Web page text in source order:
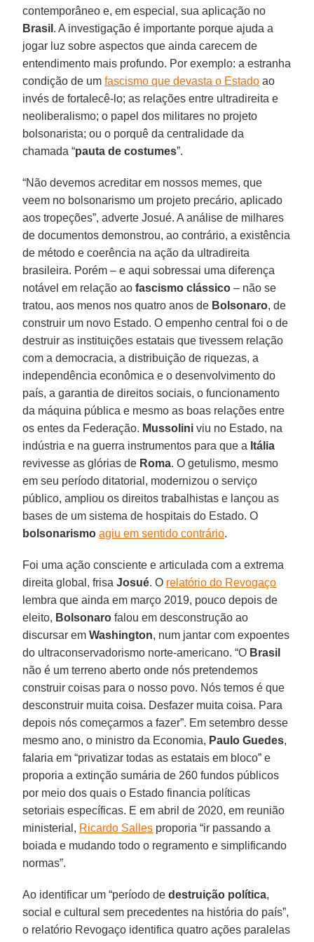
contemporâneo e, em especial, sua aplicação no
Brasil . A investigação é importante porque ajuda a
jogar luz sobre aspectos que ainda carecem de
entendimento mais profundo. Por exemplo: a estranha
condição de umfascismo que devasta o Estado ao
invés de fortalecê-lo; as relações entre ultradireita e
neoliberalismo; o papel dos militares no projeto
bolsonarista; ou o porquê da centralidade da
chamada “pauta de costumes”.
“Não devemos acreditar em nossos memes, que
veem no bolsonarismo um projeto precário, aplicado
aos tropeções”, adverte Josué. A análise de milhares
de documentos demonstrou, ao contrário, a existência
de método e coerência na ação da ultradireita
brasileira. Porém – e aqui sobressai uma diferença
notável em relação aofascismo clássico – não se
tratou, aos menos nos quatro anos de Bolsonaro, de
construir um novo Estado. O empenho central foi o de
destruir as instituições estatais que tivessem relação
com a democracia, a distribuição de riquezas, a
independência econômica e o desenvolvimento do
país, a garantia de direitos sociais, o funcionamento
da máquina pública e mesmo as boas relações entre
os entes da Federação. Mussolini viu no Estado, na
indústria e na guerra instrumentos para que a Itália
revivesse as glórias de Roma. O getulismo, mesmo
em seu período ditatorial, modernizou o serviço
público, ampliou os direitos trabalhistas e lançou as
bases de um sistema de hospitais do Estado. O
bolsonarismo agiu em sentido contrário.
Foi uma ação consciente e articulada com a extrema
direita global, frisaJosué. O relatório do Revogaço
lembra que ainda em março 2019, pouco depois de
eleito, Bolsonaro falou em desconstrução ao
discursar emWashington, num jantar com expoentes
do ultraconservadorismo norte-americano. “O Brasil
não é um terreno aberto onde nós pretendemos
construir coisas para o nosso povo. Nós temos é que
desconstruir muita coisa. Desfazer muita coisa. Para
depois nós começarmos a fazer”. Em setembro desse
mesmo ano, o ministro da Economia, Paulo Guedes,
falaria em “privatizar todas as estatais em bloco” e
proporia a extinção sumária de 260 fundos públicos
por meio dos quais o Estado financia políticas
setoriais específicas. E em abril de 2020, em reunião
ministerial, Ricardo Salles proporia “ir passando a
boiada e mudando todo o regramento e simplificando
normas”.
Ao identificar um “período dedestruição política,
social e cultural sem precedentes na história do país”,
o relatório Revogaço identifica quatro ações paralelas